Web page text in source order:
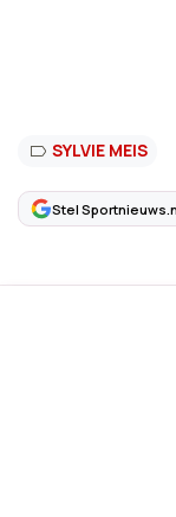
SYLVIE MEIS
Stel